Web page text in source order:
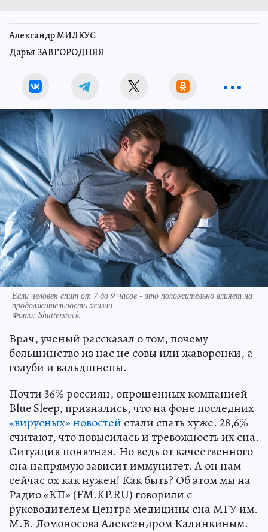
Александр МИЛКУС
Дарья ЗАВГОРОДНЯЯ
Если человек спит от 7 до 9 часов - это положительно влияет на
продолжительность жизни
Фото: Shutterstock.
Врач, ученый рассказал о том, почему
большинство из нас не совы или жаворонки, а
голуби и вальдшнепы.
Почти 36% россиян, опрошенных компанией
Blue Sleep, признались, что на фоне последних
«вирусных» новостей стали спать хуже. 28,6%
считают, что повысилась и тревожность их сна.
Ситуация понятная. Но ведь от качественного
сна напрямую зависит иммунитет. А он нам
сейчас ох как нужен! Как быть? Об этом мы на
Радио «КП» (FM.KP.RU) говорили с
руководителем Центра медицины сна МГУ им.
М.В. Ломоносова Александром Калинкиным.